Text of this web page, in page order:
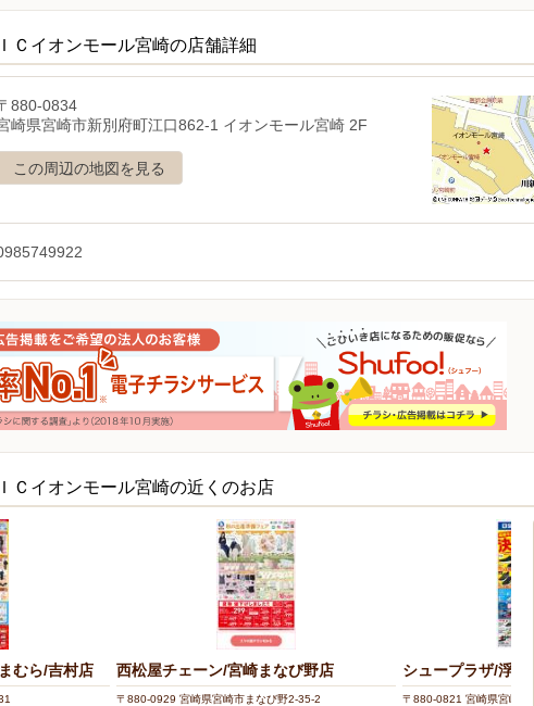
Ｃイオンモール宮崎の店舗詳細
880-0834
崎県宮崎市新別府町江口862-1 イオンモール宮崎 2F
この周辺の地図を見る
Ｃイオンモール宮崎の近くのお店
むら/吉村店 西松屋チェーン/宮崎まなび野店
〒880-0929 宮崎県宮崎市まなび野2-35-2
シュープラザ/浮ノ
〒880-0821 宮崎県宮崎市